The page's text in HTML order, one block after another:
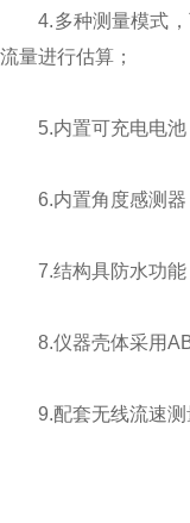
4.多种测量模式，
流量进行估算；
5.内置可充电电池
6.内置角度感测器
7.结构具防水功能
8.仪器壳体采用ABS
9.配套无线流速测